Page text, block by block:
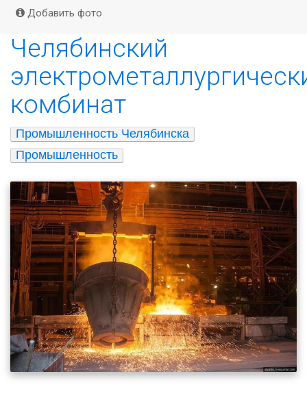
Добавить фото
Челябинский
комбинат
Промышленность Челябинска
Промышленность